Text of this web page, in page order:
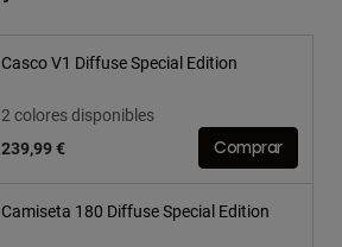
Casco V1 Diffuse Special Edition
2 colores disponibles
239,99 €
Comprar
Camiseta 180 Diffuse Special Edition